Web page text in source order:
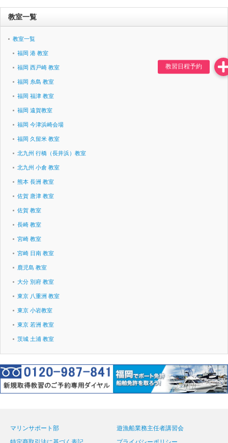
教室一覧
教室一覧
福岡 港 教室
福岡 西戸崎 教室
福岡 糸島 教室
福岡 福津 教室
福岡 遠賀教室
福岡 今津浜崎会場
福岡 久留米 教室
北九州 行橋（長井浜）教室
北九州 小倉 教室
熊本 長洲 教室
佐賀 唐津 教室
佐賀 教室
長崎 教室
宮崎 教室
宮崎 日南 教室
鹿児島 教室
大分 別府 教室
東京 八重洲 教室
東京 小岩教室
東京 若洲 教室
茨城 土浦 教室
マリンサポート部
遊漁船業務主任者講習会